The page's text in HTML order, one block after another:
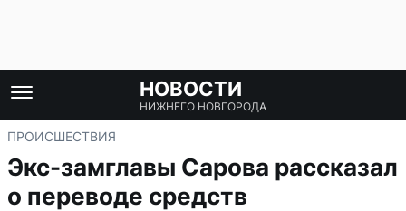
НОВОСТИ
НИЖНЕГО НОВГОРОДА
ПРОИСШЕСТВИЯ
Экс-замглавы Сарова рассказал
о переводе средств